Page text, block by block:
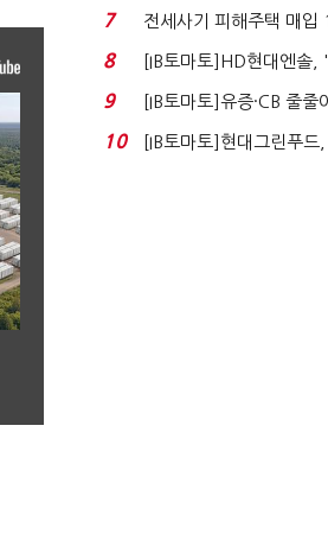
자 첫날 매도…FI ...
7
전세사기 피해주택 매
누적 피해자 4만2...
8
[IB토마토]HD현대엔솔,
수혜 부상…세액공...
9
[IB토마토]유증·CB 줄
닥 벌점 급증에 ...
10
[IB토마토]현대그린푸드,